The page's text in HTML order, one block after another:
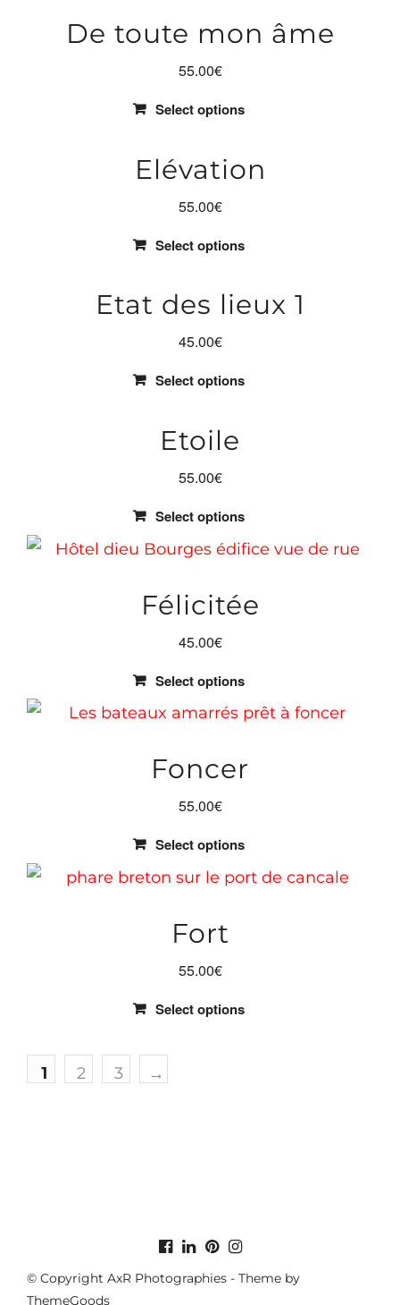
De toute mon âme
55.00€
Select options
Elévation
55.00€
Select options
Etat des lieux 1
45.00€
Select options
Etoile
55.00€
Select options
Félicitée
45.00€
Select options
Foncer
55.00€
Select options
Fort
55.00€
Select options
1 2 3 →
© Copyright AxR Photographies - Theme by
ThemeGoods